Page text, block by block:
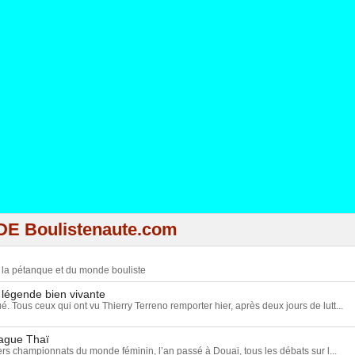
Boulistenaute.com
pétanque et du monde bouliste
bien vivante
Tous ceux qui ont vu Thierry Terreno remporter hier, après deux jours de lutt...
Thaï
championnats du monde féminin, l’an passé à Douai, tous les débats sur l...